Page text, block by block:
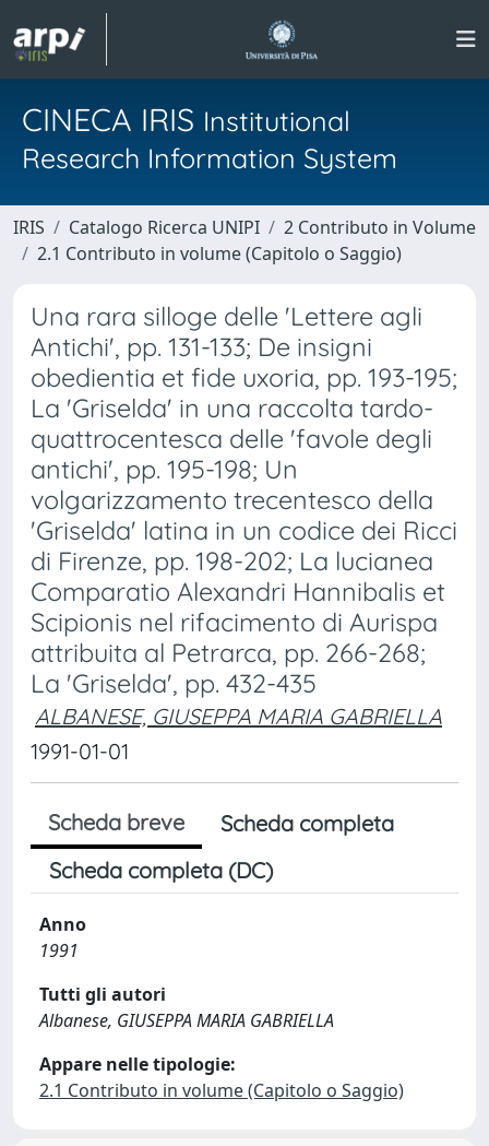
CINECA IRIS Institutional
Research Information System
IRIS Catalogo Ricerca UNIPI
2 Contributo in Volume
2.1 Contributo in volume (Capitolo o Saggio)
Una rara silloge delle 'Lettere agli
Antichi', pp. 131-133; De insigni
obedientia et fide uxoria, pp. 193-195;
La 'Griselda' in una raccolta tardo-
quattrocentesca delle 'favole degli
antichi', pp. 195-198; Un
volgarizzamento trecentesco della
'Griselda' latina in un codice dei Ricci
di Firenze, pp. 198-202; La lucianea
Comparatio Alexandri Hannibalis et
Scipionis nel rifacimento di Aurispa
attribuita al Petrarca, pp. 266-268;
La 'Griselda', pp. 432-435
ALBANESE, GIUSEPPA MARIA GABRIELLA
1991-01-01
Scheda breve
Scheda completa
Scheda completa (DC)
Anno
1991
Tutti gli autori
Albanese, GIUSEPPA MARIA GABRIELLA
Appare nelle tipologie:
2.1 Contributo in volume (Capitolo o Saggio)